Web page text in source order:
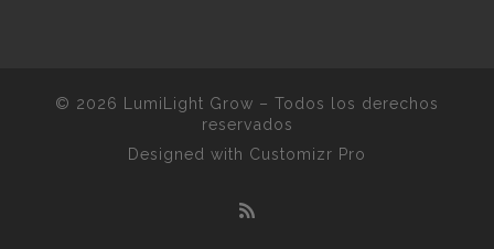
© 2026 LumiLight Grow – Todos los derechos
reservados
Designed with Customizr Pro